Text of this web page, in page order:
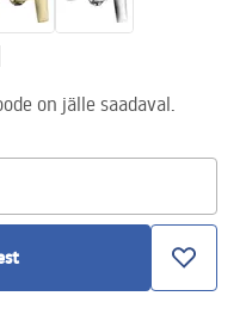
on jälle saadaval.